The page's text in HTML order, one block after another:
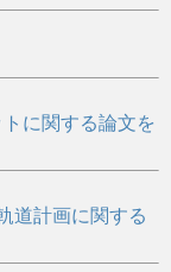
に関する論文を
道計画に関する